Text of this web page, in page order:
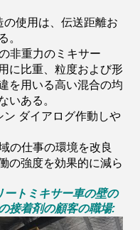
使用は、伝送距離お
。
非重力のミキサー
に比重、粒度および形
を用いる高い混合の均
いある。
ダイアログ作動しや
の仕事の環境を改良
の強度を効果的に減ら
ートミキサー車の壁の
接着剤の顧客の職場: